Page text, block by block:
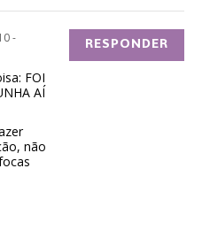
-
FOI
AÍ
não
RESPONDER